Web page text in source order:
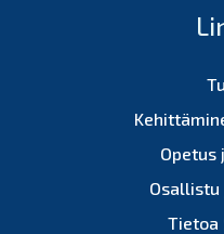
Opetus
Osallistu
Tietoa